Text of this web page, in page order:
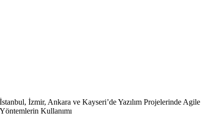
İstanbul, İzmir, Ankara ve Kayseri’de Yazılım Projelerinde Agile
Yöntemlerin Kullanımı